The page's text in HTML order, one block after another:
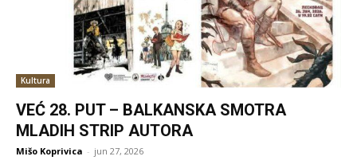
Kultura
VEĆ 28. PUT – BALKANSKA SMOTRA
MLADIH STRIP AUTORA
Mišo Koprivica - jun 27, 2026